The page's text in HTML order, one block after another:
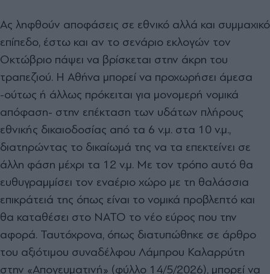
Ας ληφθούν αποφάσεις σε εθνικό αλλά και συµµαχικό
επίπεδο, έστω και αν το σενάριο εκλογών τον
Οκτώβριο πάψει να βρίσκεται στην άκρη του
τραπεζιού. Η Αθήνα µπορεί να προχωρήσει άµεσα
-ούτως ή άλλως πρόκειται για µονοµερή νοµικά
απόφαση- στην επέκταση των υδάτων πλήρους
εθνικής δικαιοδοσίας από τα 6 ν.µ. στα 10 ν.µ.,
διατηρώντας το δικαίωµά της να τα επεκτείνει σε
άλλη φάση µέχρι τα 12 ν.µ. Με τον τρόπο αυτό θα
ευθυγραµµίσει τον εναέριο χώρο µε τη θαλάσσια
επικράτειά της όπως είναι το νοµικά προβλεπτό και
θα καταθέσει στο ΝΑΤΟ το νέο εύρος που την
αφορά. Ταυτόχρονα, όπως διατυπώθηκε σε άρθρο
του αξιότιµου συναδέλφου Λάµπρου Καλαρρύτη
στην «Απογευµατινή» (φύλλο 14/5/2026), µπορεί να